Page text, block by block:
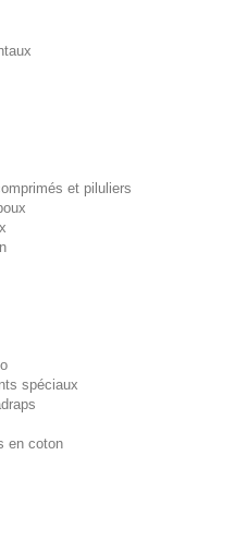
et piluliers
spéciaux
en coton